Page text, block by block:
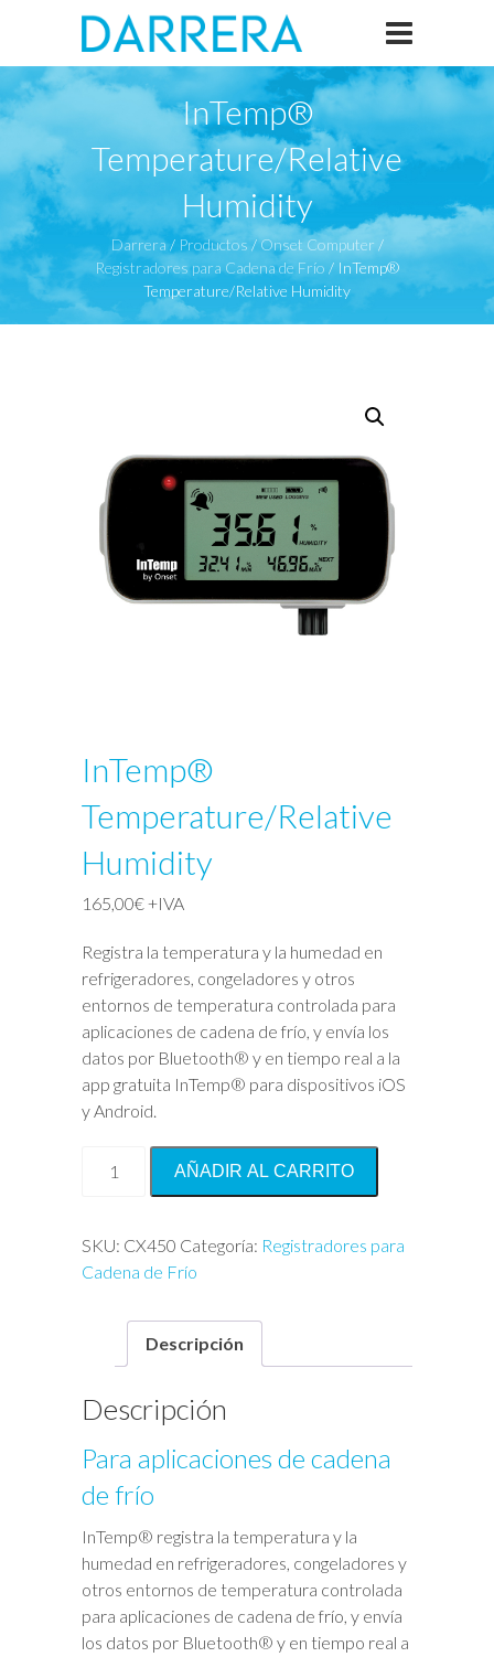
InTemp®
Temperature/Relative
Humidity
Darrera/ Productos/Onset Computer/
Registradores para Cadena de Frío / InTemp®
Temperature/Relative Humidity
InTemp®
Temperature/Relative
Humidity
165,00€+IVA
Registra la temperatura y la humedad en
refrigeradores, congeladores y otros
entornos de temperatura controlada para
aplicaciones de cadena de frío, y envía los
datos por Bluetooth® y en tiempo real a la
app gratuita InTemp® para dispositivos iOS
y Android.
Temperature/Relative
cantidad
AÑADIR AL CARRITO
SKU: CX450 Categoría: Registradores para
Cadena de Frío
Descripción
Descripción
Para aplicaciones de cadena
de frío
InTemp® registra la temperatura y la
humedad en refrigeradores, congeladores y
otros entornos de temperatura controlada
para aplicaciones de cadena de frío, y envía
los datos por Bluetooth® y en tiempo real a